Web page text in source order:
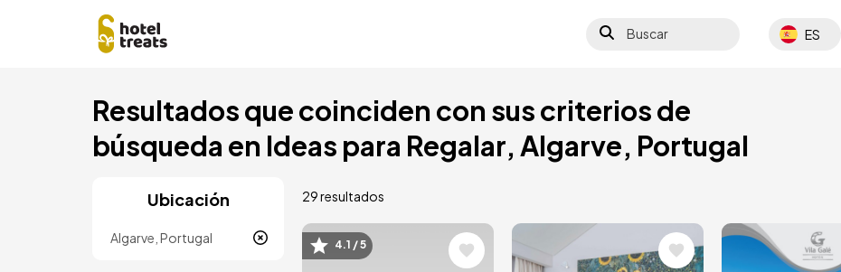
Buscar Select your
ES
Resultados que coinciden con sus criterios de
búsqueda en Ideas para Regalar, Algarve, Portugal
Ubicación 29 resultados
Image
4.1 / 5 Image Image